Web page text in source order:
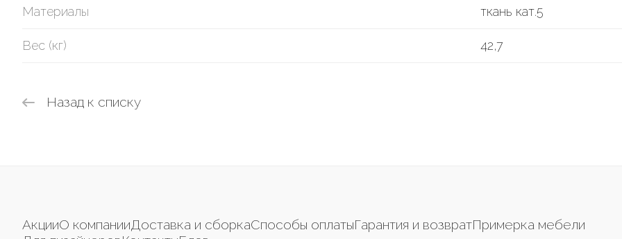
Материалы ткань кат.5
Вес (кг) 42,7
Назад к списку
АкцииО компанииДоставка и сборкаСпособы оплатыГарантия и возвратПримерка мебели